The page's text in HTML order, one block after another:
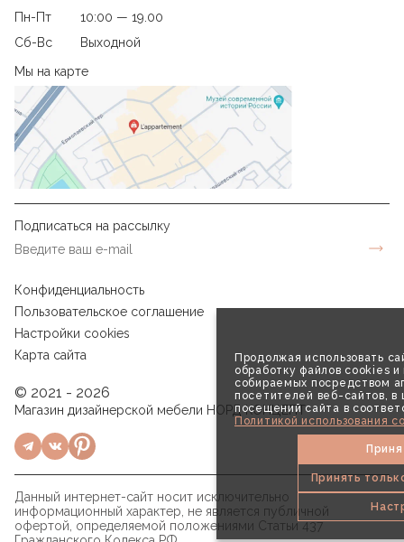
Продолжая использовать
обработку файлов cookies и
собираемых посредством
посетителей веб-сайтов, в
посещений сайта в
Политикой использования
Принять
Пн-Пт
10:00 — 19.00
Сб-Вс
Выходной
Мы на карте
Подписаться на рассылку
Конфиденциальность
Пользовательское соглашение
Настройки cookies
Карта сайта
© 2021 - 2026
Магазин дизайнерской мебели НОРД КОНЦЕПТ
Данный интернет-сайт носит исключительно
информационный характер, не является публичной
офертой, определяемой положениями Статьи 437